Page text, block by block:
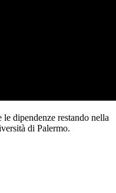
dipendenze restando nella
di Palermo.